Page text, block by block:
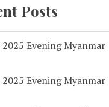
Posts
Evening Myanmar
Evening Myanmar